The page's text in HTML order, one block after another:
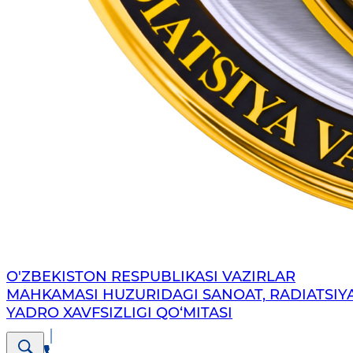
O'ZBEKISTON RESPUBLIKASI VAZIRLAR
MAHKAMASI HUZURIDAGI SANOAT,
YADRO XAVFSIZLIGI QO‘MITASI